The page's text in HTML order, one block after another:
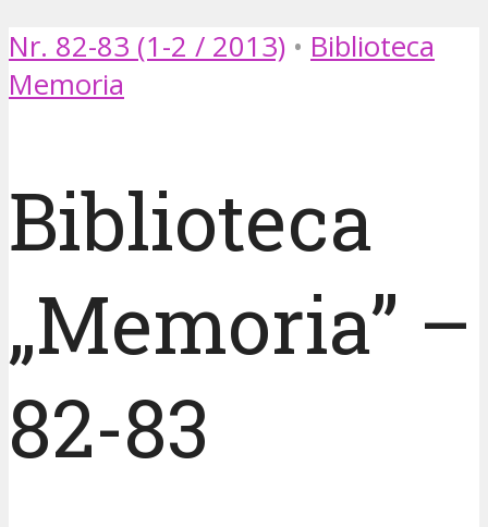
Nr. 82-83 (1-2 / 2013) • Biblioteca
Memoria
Biblioteca
„Memoria” –
82-83